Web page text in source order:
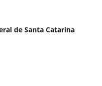
de Santa Catarina